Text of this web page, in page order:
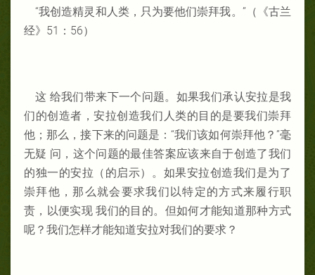
“我创造精灵和人类，只为要他们崇拜我。”（《古兰
经》51：56）
这 给我们带来下一个问题。如果我们承认安拉是我
们的创造者，安拉创造我们人类的目的是要我们崇拜
他；那么，接下来的问题是：“我们该如何崇拜他？”毫
无疑 问，这个问题的最佳答案应该来自于创造了我们
的独一的安拉（的启示）。如果安拉创造我们是为了
崇拜他，那么就会要求我们以特定的方式来履行职
责，以便实现 我们的目的。但如何才能知道那种方式
呢？我们怎样才能知道安拉对我们的要求？